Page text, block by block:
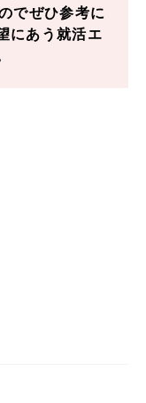
でぜひ参考に
にあう就活エ